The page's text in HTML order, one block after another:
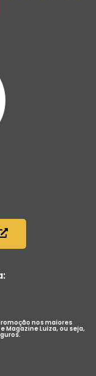
nos maiores
Magazine Luiza, ou seja,